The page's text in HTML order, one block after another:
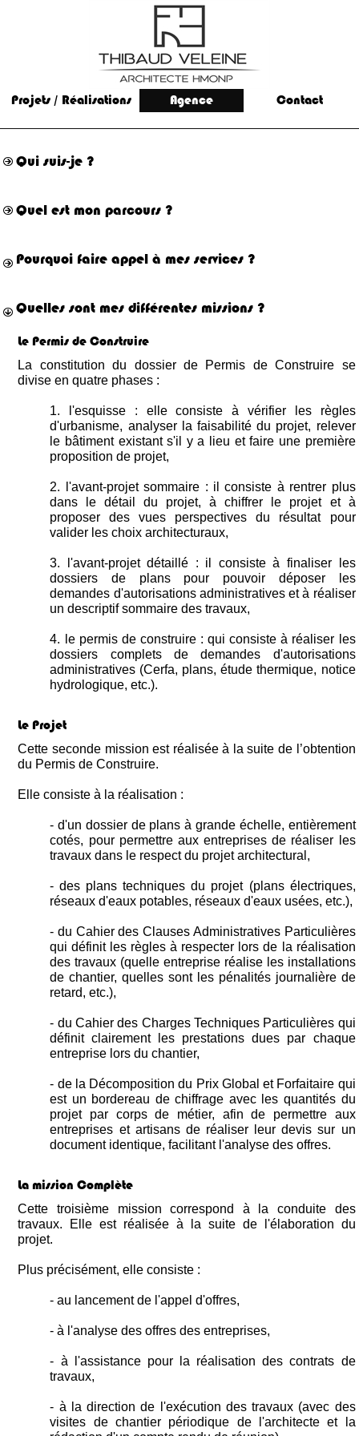
Projets / Réalisations Agence Contact
Qui suis-je ?
Quel est mon parcours ?
Pourquoi faire appel à mes services ?
Quelles sont mes différentes missions ?
Le Permis de Construire
La constitution du dossier de Permis de Construire se
divise en quatre phases :
1. l'esquisse : elle consiste à vérifier les règles
d'urbanisme, analyser la faisabilité du projet, relever
le bâtiment existant s'il y a lieu et faire une première
proposition de projet,
2. l'avant-projet sommaire : il consiste à rentrer plus
dans le détail du projet, à chiffrer le projet et à
proposer des vues perspectives du résultat pour
valider les choix architecturaux,
3. l'avant-projet détaillé : il consiste à finaliser les
dossiers de plans pour pouvoir déposer les
demandes d'autorisations administratives et à réaliser
un descriptif sommaire des travaux,
4. le permis de construire : qui consiste à réaliser les
dossiers complets de demandes d'autorisations
administratives (Cerfa, plans, étude thermique, notice
hydrologique, etc.).
Le Projet
Cette seconde mission est réalisée à la suite de l’obtention
du Permis de Construire.
Elle consiste à la réalisation :
- d'un dossier de plans à grande échelle, entièrement
cotés, pour permettre aux entreprises de réaliser les
travaux dans le respect du projet architectural,
- des plans techniques du projet (plans électriques,
réseaux d'eaux potables, réseaux d'eaux usées, etc.),
- du Cahier des Clauses Administratives Particulières
qui définit les règles à respecter lors de la réalisation
des travaux (quelle entreprise réalise les installations
de chantier, quelles sont les pénalités journalière de
retard, etc.),
- du Cahier des Charges Techniques Particulières qui
définit clairement les prestations dues par chaque
entreprise lors du chantier,
- de la Décomposition du Prix Global et Forfaitaire qui
est un bordereau de chiffrage avec les quantités du
projet par corps de métier, afin de permettre aux
entreprises et artisans de réaliser leur devis sur un
document identique, facilitant l'analyse des offres.
La mission Complète
Cette troisième mission correspond à la conduite des
travaux. Elle est réalisée à la suite de l'élaboration du
projet.
Plus précisément, elle consiste :
- au lancement de l'appel d'offres,
- à l'analyse des offres des entreprises,
- à l'assistance pour la réalisation des contrats de
travaux,
- à la direction de l'exécution des travaux (avec des
visites de chantier périodique de l'architecte et la